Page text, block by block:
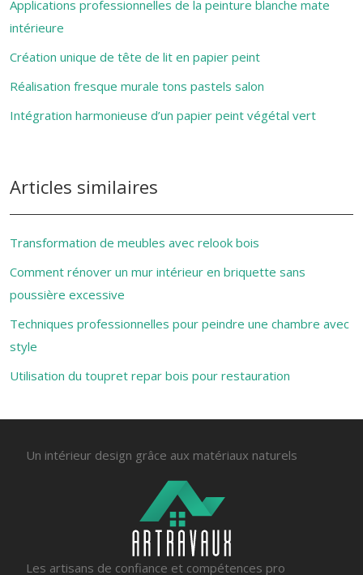
Applications professionnelles de la peinture blanche mate
intérieure
Création unique de tête de lit en papier peint
Réalisation fresque murale tons pastels salon
Intégration harmonieuse d’un papier peint végétal vert
Articles similaires
Transformation de meubles avec relook bois
Comment rénover un mur intérieur en briquette sans
poussière excessive
Techniques professionnelles pour peindre une chambre avec
style
Utilisation du toupret repar bois pour restauration
Un intérieur design grâce aux matériaux naturels
Les artisans de confiance et compétences pro